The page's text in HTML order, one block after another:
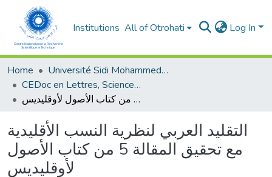
Institutions All of Otrohati Log In
Home
Université Sidi Mohammed Ben Abdellah - Fès
CEDoc en Lettres, Sciences Humaines, Arts et Sciences de l’Education (CED - LSHASE)
التقليد العربي لنظرية النسب الأقليدية مع تحقيق المقالة 5 من كتاب الأصول لأوقليديس
التقليد العربي لنظرية النسب الأقليدية
مع تحقيق المقالة 5 من كتاب الأصول
لأوقليديس